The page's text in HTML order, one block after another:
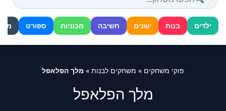
ילדים בנות ישנים חשיבה מכוניות ספורט
פוקי משחקים » משחקים לבנות » מלך הפלאפל
מלך הפלאפל